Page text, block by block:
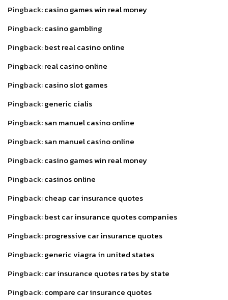
Pingback:casino games win real money
Pingback:casino gambling
Pingback:best real casino online
Pingback:real casino online
Pingback:casino slot games
Pingback:generic cialis
Pingback:san manuel casino online
Pingback:san manuel casino online
Pingback:casino games win real money
Pingback:casinos online
Pingback:cheap car insurance quotes
Pingback:best car insurance quotes companies
Pingback:progressive car insurance quotes
Pingback:generic viagra in united states
Pingback:car insurance quotes rates by state
Pingback:compare car insurance quotes